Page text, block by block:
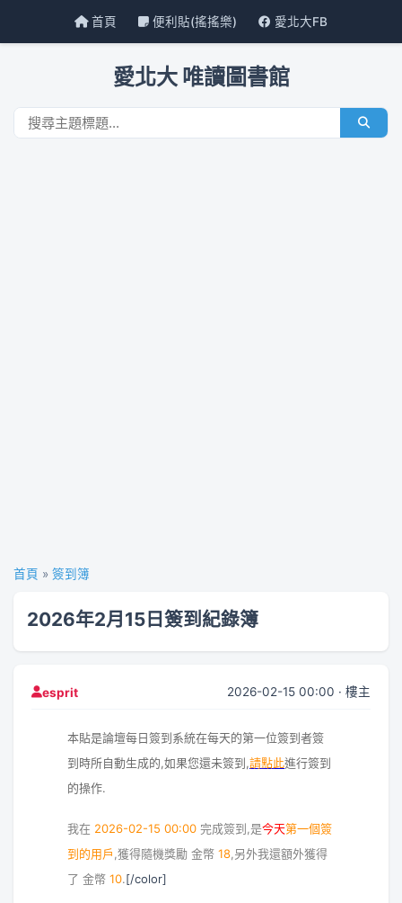
首頁 便利貼(搖搖樂) 愛北大FB
愛北大 唯讀圖書館
首頁 » 簽到簿
2026年2月15日簽到紀錄簿
esprit 2026-02-15 00:00 · 樓主
本貼是論壇每日簽到系統在每天的第一位簽到者簽
到時所自動生成的,如果您還未簽到,請點此進行簽到
的操作.
我在 2026-02-15 00:00 完成簽到,是今天第一個簽
到的用戶 ,獲得隨機獎勵 金幣 18 ,另外我還額外獲得
了 金幣 10.[/color]